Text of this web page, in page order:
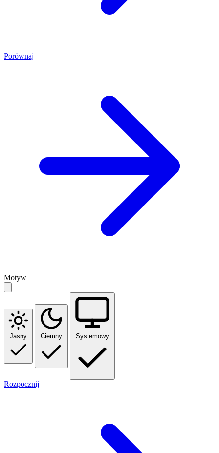
Porównaj
Motyw
Jasny Ciemny Systemowy
Rozpocznij